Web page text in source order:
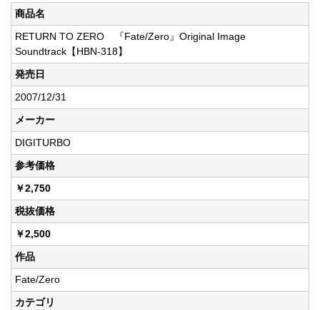
商品名
RETURN TO ZERO 『Fate/Zero』Original Image
Soundtrack【HBN-318】
発売日
2007/12/31
メーカー
DIGITURBO
参考価格
￥2,750
税抜価格
￥2,500
作品
Fate/Zero
カテゴリ